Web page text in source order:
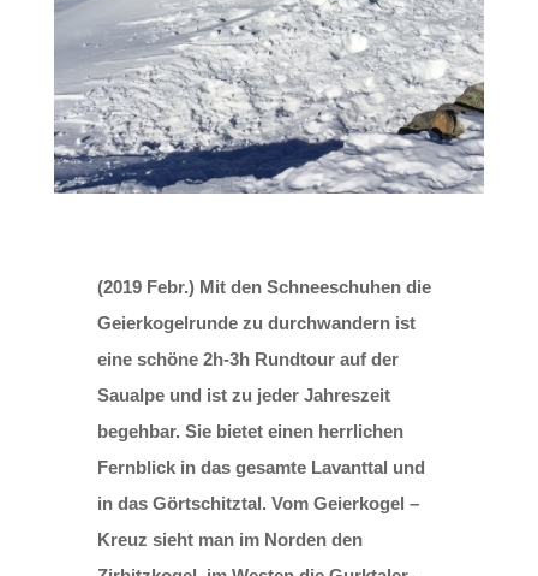
(2019 Febr.) Mit den Schneeschuhen die
Geierkogelrunde zu durchwandern ist
eine schöne 2h-3h Rundtour auf der
Saualpe und ist zu jeder Jahreszeit
begehbar. Sie bietet einen herrlichen
Fernblick in das gesamte Lavanttal und
in das Görtschitztal. Vom Geierkogel –
Kreuz sieht man im Norden den